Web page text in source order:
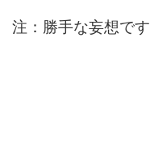
注：勝手な妄想です